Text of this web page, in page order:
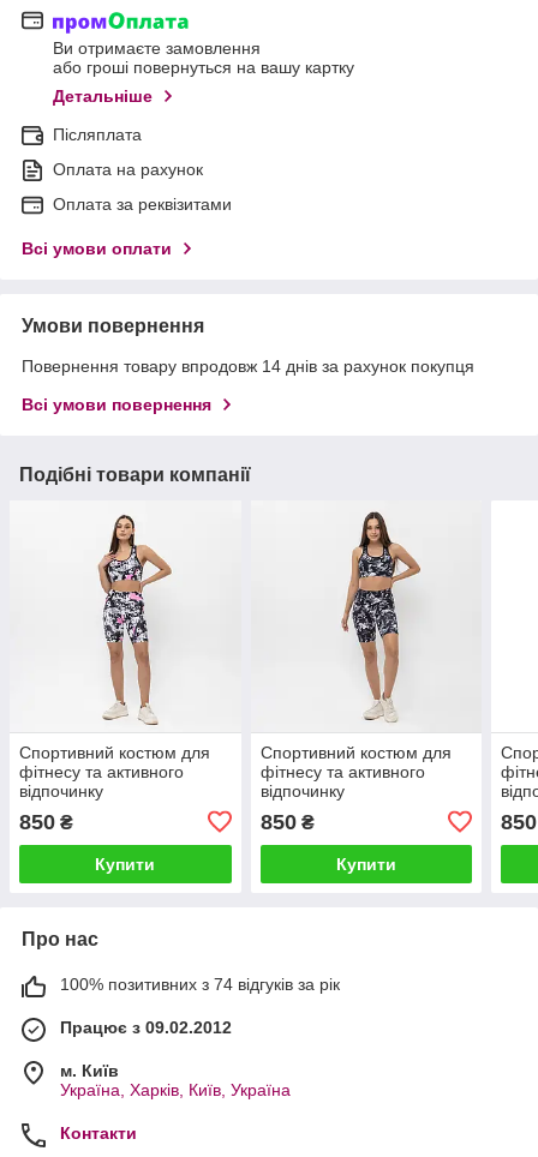
Ви отримаєте замовлення
або гроші повернуться на вашу картку
Детальніше
Післяплата
Оплата на рахунок
Оплата за реквізитами
Всі умови оплати
Умови повернення
Повернення товару впродовж 14 днів за рахунок покупця
Всі умови повернення
Подібні товари компанії
Спортивний костюм для
фітнесу та активного
відпочинку
850 ₴
Купити
Спортивний костюм для
фітнесу та активного
відпочинку
850₴
Купити
850
Про нас
100% позитивних з 74 відгуків за рік
Працює з 09.02.2012
м. Київ
Україна, Харків, Київ, Україна
Контакти